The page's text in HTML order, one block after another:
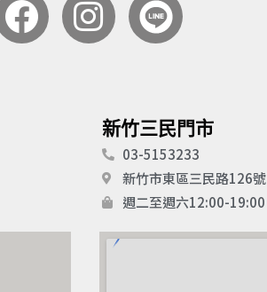
a
k
n
a
g
a
新竹三民門市
03-5153233
新竹市東區三民路126號
週二至週六12:00-19:00